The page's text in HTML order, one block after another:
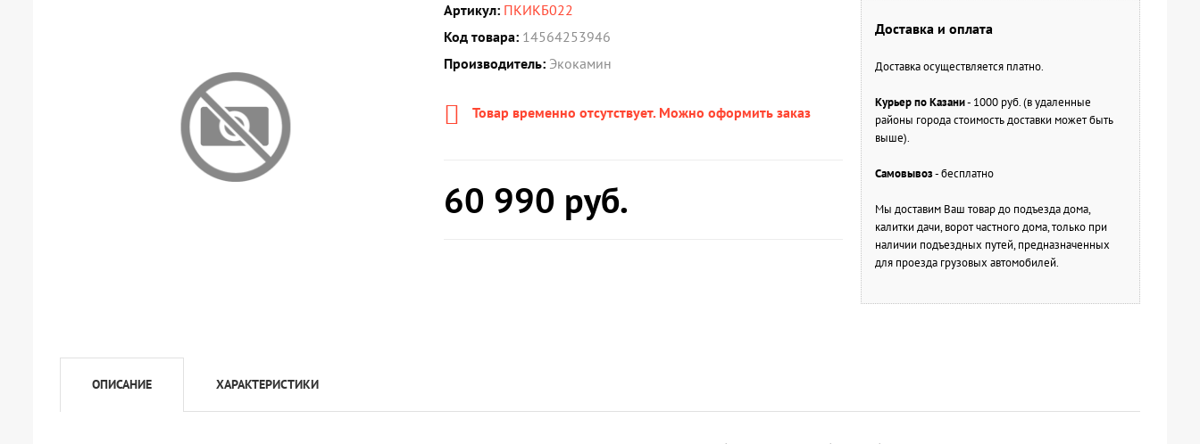
Артикул: ПКИКБ022
Код товара: 14564253946
Производитель: Экокамин
Товар временно отсутствует. Можно оформить заказ
60 990 руб.
Доставка и оплата
Доставка осуществляется платно.
Курьер по Казани- 1000 руб. (в удаленные
районы города стоимость доставки может быть
выше).
Самовывоз- бесплатно
Мы доставим Ваш товар до подъезда дома,
калитки дачи, ворот частного дома, только при
наличии подъездных путей, предназначенных
для проезда грузовых автомобилей.
ОПИСАНИЕ ХАРАКТЕРИСТИКИ